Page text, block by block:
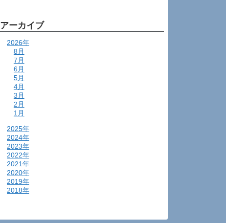
アーカイブ
2026年
8月
7月
6月
5月
4月
3月
2月
1月
2025年
2024年
2023年
2022年
2021年
2020年
2019年
2018年